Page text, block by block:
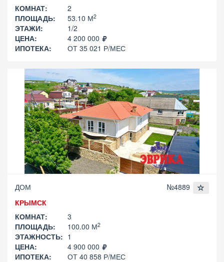
КОМНАТ:
2
ПЛОЩАДЬ:
53.10 М2
ЭТАЖИ:
1/2
ЦЕНА:
4 200 000
ИПОТЕКА:
ОТ 35 021 Р/МЕС
ДОМ
№4889
КРЫМСК
КОМНАТ:
3
ПЛОЩАДЬ:
100.00 М2
ЭТАЖНОСТЬ: 1
ЦЕНА:
4 900 000
ИПОТЕКА:
ОТ 40 858 Р/МЕС